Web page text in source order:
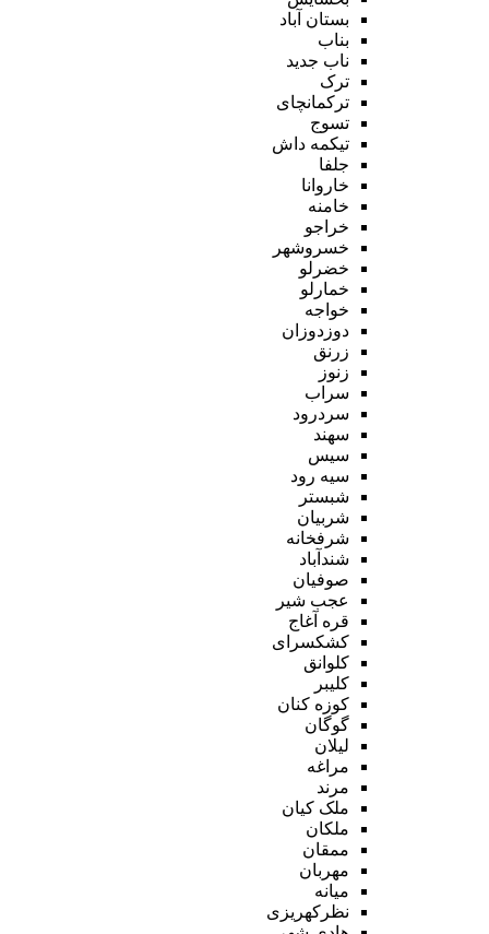
بستان آباد
بناب
ناب جدید
ترک
ترکمانچای
تسوج
تیکمه داش
جلفا
خاروانا
خامنه
خراجو
خسروشهر
خضرلو
خمارلو
خواجه
دوزدوزان
زرنق
زنوز
سراب
سردرود
سهند
سیس
سیه رود
شبستر
شربیان
شرفخانه
شندآباد
صوفیان
عجب شیر
قره آغاج
کشکسرای
کلوانق
کلیبر
کوزه کنان
گوگان
لیلان
مراغه
مرند
ملک کیان
ملکان
ممقان
مهربان
میانه
نظرکهریزی